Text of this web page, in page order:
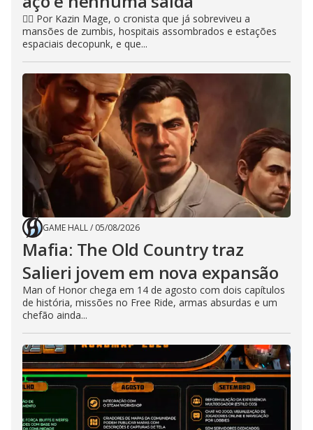
🧙‍♂️ Por Kazin Mage, o cronista que já sobreviveu a
mansões de zumbis, hospitais assombrados e estações
espaciais decopunk, e que...
GAME HALL/ 05/08/2026
Mafia: The Old Country traz
Salieri jovem em nova expansão
Man of Honor chega em 14 de agosto com dois capítulos
de história, missões no Free Ride, armas absurdas e um
chefão ainda...